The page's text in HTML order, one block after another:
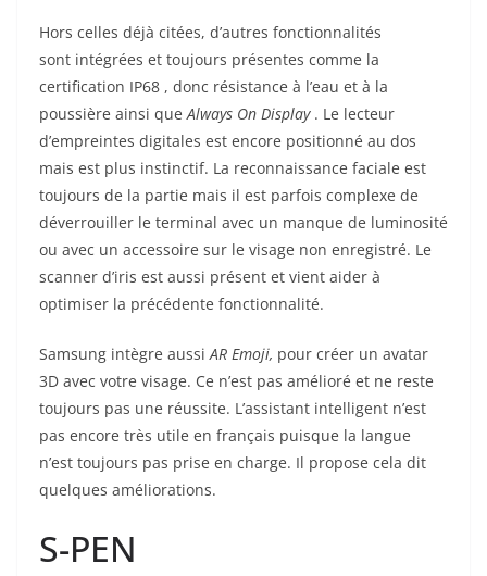
Hors celles déjà citées, d’autres fonctionnalités
sont intégrées et toujours présentes comme la
certification IP68 , donc résistance à l’eau et à la
poussière ainsi queAlways On Display . Le lecteur
d’empreintes digitales est encore positionné au dos
mais est plus instinctif. La reconnaissance faciale est
toujours de la partie mais il est parfois complexe de
déverrouiller le terminal avec un manque de luminosité
ou avec un accessoire sur le visage non enregistré. Le
scanner d’iris est aussi présent et vient aider à
optimiser la précédente fonctionnalité.
Samsung intègre aussiAR Emoji, pour créer un avatar
3D avec votre visage. Ce n’est pas amélioré et ne reste
toujours pas une réussite. L’assistant intelligent n’est
pas encore très utile en français puisque la langue
n’est toujours pas prise en charge. Il propose cela dit
quelques améliorations.
S-PEN